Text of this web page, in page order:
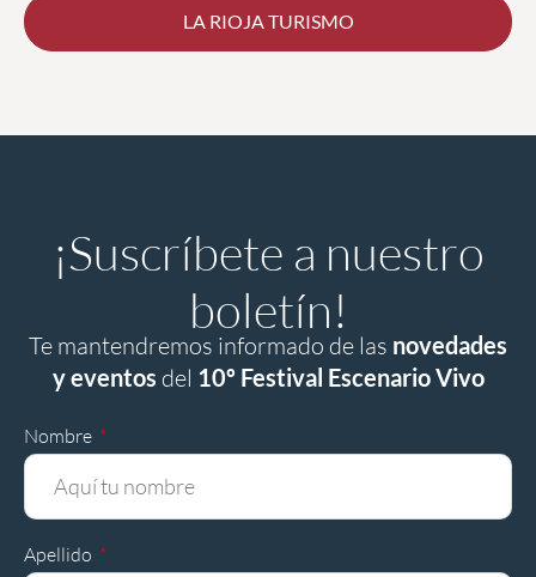
LA RIOJA TURISMO
¡Suscríbete a nuestro
boletín!
Te mantendremos informado de las novedades
y eventos del 10º Festival Escenario Vivo
Nombre
Apellido